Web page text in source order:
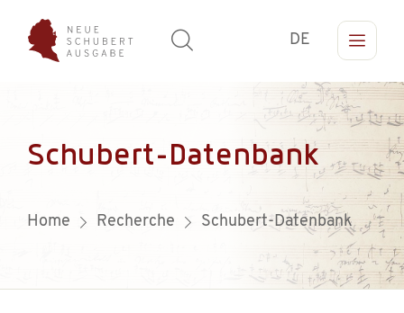
DE
Schubert-Datenbank
Home Recherche Schubert-Datenbank